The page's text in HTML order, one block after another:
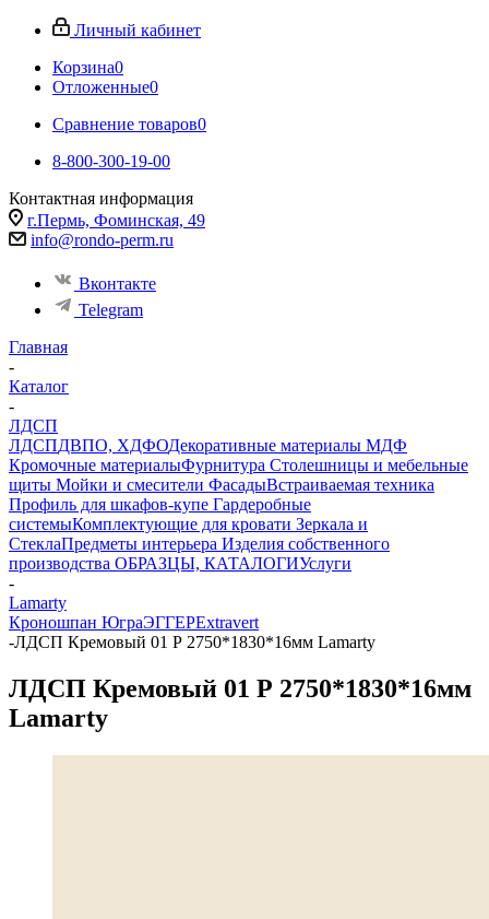
Личный кабинет
Корзина0
Отложенные0
Сравнение товаров0
8-800-300-19-00
Контактная информация
г.Пермь, Фоминская, 49
info@rondo-perm.ru
Вконтакте
Telegram
Главная
-
Каталог
-
ЛДСП
ЛДСПДВПО, ХДФОДекоративные материалы МДФ
Кромочные материалыФурнитура Столешницы и мебельные
щиты Мойки и смесители ФасадыВстраиваемая техника
Профиль для шкафов-купе Гардеробные
системыКомплектующие для кровати Зеркала и
СтеклаПредметы интерьера Изделия собственного
производства ОБРАЗЦЫ, КАТАЛОГИУслуги
-
Lamarty
Кроношпан ЮграЭГГЕРExtravert
-ЛДСП Кремовый 01 Р 2750*1830*16мм Lamarty
ЛДСП Кремовый 01 Р 2750*1830*16мм
Lamarty